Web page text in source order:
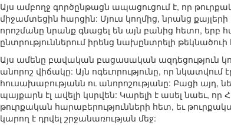
Այս ամբողջ գործընթացն ապացուցում է, որ
միջամտեցին հարցին: Մյուս կողմից, նրանց
որոշմանը նրանք գնացել են այն բանից հետո,
ընտրություններում իրենց նախընտրելի
Այս ամենը բավական բացասական ազդեցություն
անորոշ վիճակը: Այն ոգեւորությունը, որ
հուսախաբությանն ու անորոշությանը: Բացի այդ,
պայքարն էլ ավելի կսրվեն: Կարելի է ասել նաեւ,
թուրքական հարաբերությունների հետ, եւ
կարող է դրվել շրջանառության մեջ: